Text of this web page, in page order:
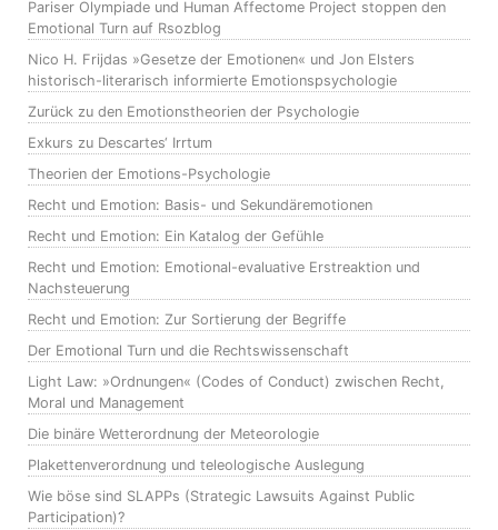
Pariser Olympiade und Human Affectome Project stoppen den
Emotional Turn auf Rsozblog
Nico H. Frijdas »Gesetze der Emotionen« und Jon Elsters
historisch-literarisch informierte Emotionspsychologie
Zurück zu den Emotionstheorien der Psychologie
Exkurs zu Descartes‘ Irrtum
Theorien der Emotions-Psychologie
Recht und Emotion: Basis- und Sekundäremotionen
Recht und Emotion: Ein Katalog der Gefühle
Recht und Emotion: Emotional-evaluative Erstreaktion und
Nachsteuerung
Recht und Emotion: Zur Sortierung der Begriffe
Der Emotional Turn und die Rechtswissenschaft
Light Law: »Ordnungen« (Codes of Conduct) zwischen Recht,
Moral und Management
Die binäre Wetterordnung der Meteorologie
Plakettenverordnung und teleologische Auslegung
Wie böse sind SLAPPs (Strategic Lawsuits Against Public
Participation)?